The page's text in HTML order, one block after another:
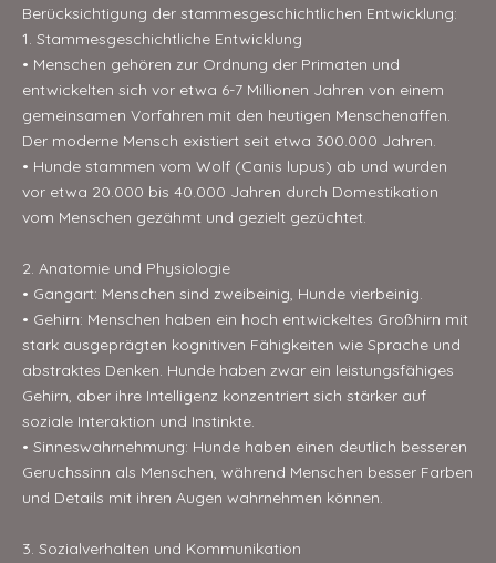
Berücksichtigung der stammesgeschichtlichen Entwicklung:
1. Stammesgeschichtliche Entwicklung
• Menschen gehören zur Ordnung der Primaten und
entwickelten sich vor etwa 6-7 Millionen Jahren von einem
gemeinsamen Vorfahren mit den heutigen Menschenaffen.
Der moderne Mensch existiert seit etwa 300.000 Jahren.
• Hunde stammen vom Wolf (Canis lupus) ab und wurden
vor etwa 20.000 bis 40.000 Jahren durch Domestikation
vom Menschen gezähmt und gezielt gezüchtet.
2. Anatomie und Physiologie
• Gangart: Menschen sind zweibeinig, Hunde vierbeinig.
• Gehirn: Menschen haben ein hoch entwickeltes Großhirn mit
stark ausgeprägten kognitiven Fähigkeiten wie Sprache und
abstraktes Denken. Hunde haben zwar ein leistungsfähiges
Gehirn, aber ihre Intelligenz konzentriert sich stärker auf
soziale Interaktion und Instinkte.
• Sinneswahrnehmung: Hunde haben einen deutlich besseren
Geruchssinn als Menschen, während Menschen besser Farben
und Details mit ihren Augen wahrnehmen können.
3. Sozialverhalten und Kommunikation